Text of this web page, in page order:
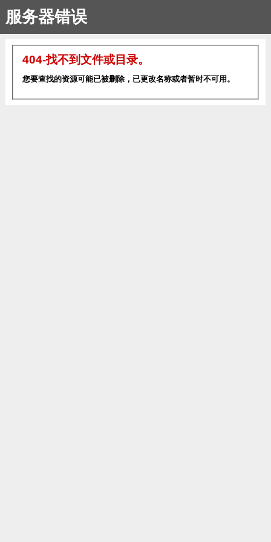
服务器错误
404-找不到文件或目录。
您要查找的资源可能已被删除，已更改名称或者暂时不可用。